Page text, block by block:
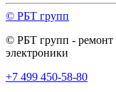
© РБТ групп
© РБТ групп - ремонт
электроники
+7 499 450-58-80